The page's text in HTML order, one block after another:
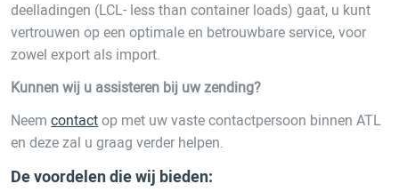
deelladingen (LCL- less than container loads) gaat, u kunt
vertrouwen op een optimale en betrouwbare service, voor
zowel export als import.
Kunnen wij u assisteren bij uw zending?
Neemcontact op met uw vaste contactpersoon binnen ATL
en deze zal u graag verder helpen.
De voordelen die wij bieden: